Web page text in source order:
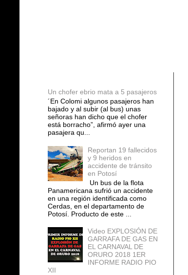
Un chofer ebrio mata a 5 pasajeros
´En Colomi algunos pasajeros han
bajado y al subir (al bus) unas
señoras han dicho que el chofer
está borracho”, afirmó ayer una
pasajera qu...
Reportan 19 fallecidos
y 9 heridos en
accidente de tránsito
en Potosí
Un bus de la flota
Panamericana sufrió un accidente
en una región identificada como
Cerdas, en el departamento de
Potosí. Producto de este ...
Video EXPLOSIÓN DE
GARRAFA DE GAS EN
EL CARNAVAL DE
ORURO 2018 1ER
INFORME RADIO PIO
XII